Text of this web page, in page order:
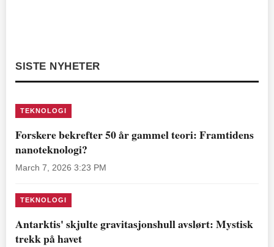
SISTE NYHETER
TEKNOLOGI
Forskere bekrefter 50 år gammel teori: Framtidens
nanoteknologi?
March 7, 2026 3:23 PM
TEKNOLOGI
Antarktis' skjulte gravitasjonshull avslørt: Mystisk
trekk på havet